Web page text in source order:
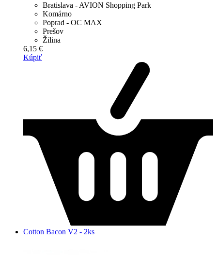
Bratislava - AVION Shopping Park
Komárno
Poprad - OC MAX
Prešov
Žilina
6,15 €
Kúpiť
Cotton Bacon V2 - 2ks